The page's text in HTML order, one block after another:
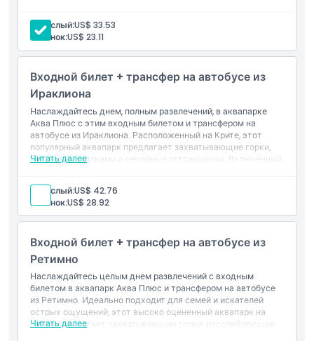
Основные моменты
Включено
Политика в отношении детей и взрослых
Исключения
Вещи, которые нужно знать
Местоположение
Как добраться туда
Забронируйте билет в аквапарк Acqua Plus (вход только) и
окунитесь в одно из самых популярных водных
приключений в Греции.
Взрослый:US$ 33.53
Ребенок:US$ 23.11
Входной билет + трансфер на автобусе из
Ираклиона
Наслаждайтесь днем, полным развлечений, в аквапарке
Аква Плюс с этим входным билетом и трансфером на
автобусе из Ираклиона. Расположенный на Крите, этот
популярный аквапарк предлагает захватывающие горки,
бассейны с волнами и семейные аттракционы. Включенный
удобное посещение, делая это идеальным водным
приключением для посетителей всех возрастов.
Читать далее
Взрослый:US$ 42.76
Ребенок:US$ 28.92
Входной билет + трансфер на автобусе из
Ретимно
Наслаждайтесь целым днем развлечений с входным
билетом в аквапарк Аква Плюс и трансфером на автобусе
из Ретимно. Идеально подходит для семей и искателей
острых ощущений, этот высоко оцененный аквапарк на
Крите предлагает захватывающие горки, расслабляющие
Читать далее